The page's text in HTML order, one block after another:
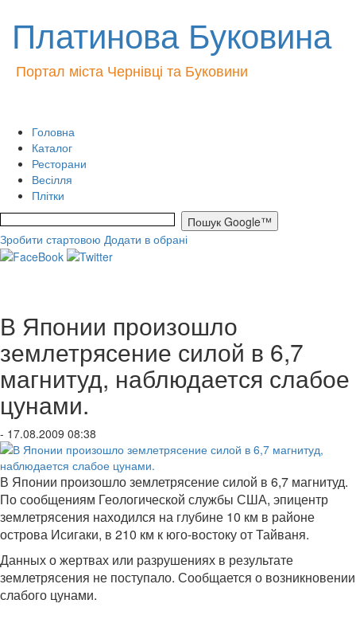
Платинова Буковина
Портал міста Чернівці та Буковини
Головна
Каталог
Ресторани
Весілля
Плітки
Зробити стартовою Додати в обрані
В Японии произошло
землетрясение силой в 6,7
магнитуд, наблюдается слабое
цунами.
- 17.08.2009 08:38
В Японии произошло землетрясение силой в 6,7 магнитуд.
По сообщениям Геологической службы США, эпицентр
землетрясения находился на глубине 10 км в районе
острова Исигаки, в 210 км к юго-востоку от Тайваня.
Данных о жертвах или разрушениях в результате
землетрясения не поступало. Сообщается о возникновении
слабого цунами.